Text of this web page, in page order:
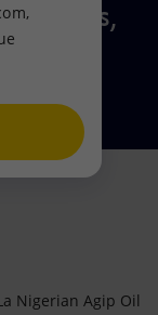
Rivers,
Nigerian Agip Oil